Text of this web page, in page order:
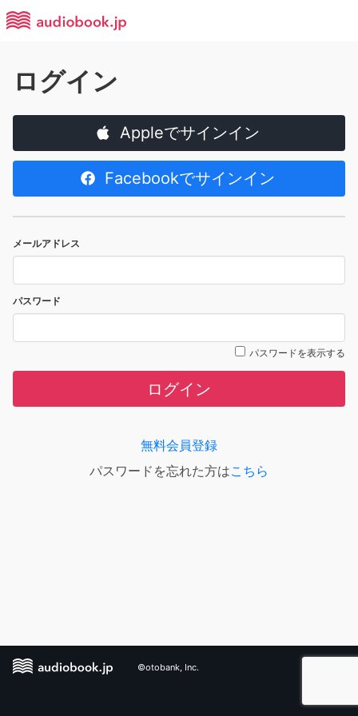
ログイン
Appleでサインイン
Facebookでサインイン
メールアドレス
パスワード
パスワードを表示する
ログイン
無料会員登録
パスワードを忘れた方はこちら
©otobank, Inc.